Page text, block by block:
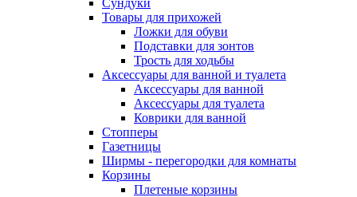
Сундуки
Товары для прихожей
Ложки для обуви
Подставки для зонтов
Трость для ходьбы
Аксессуары для ванной и туалета
Аксессуары для ванной
Аксессуары для туалета
Коврики для ванной
Стопперы
Газетницы
Ширмы - перегородки для комнаты
Корзины
Плетеные корзины